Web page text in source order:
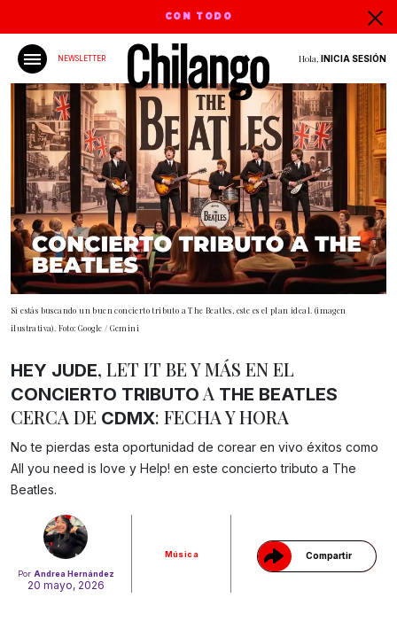
CON TODO
NEWSLETTER Hola, INICIA SESIÓN
Si estás buscando un buen concierto tributo a The Beatles, este es el plan ideal. (imagen
ilustrativa). Foto: Google / Gemini
Por Andrea Hernández
20 mayo, 2026
Música Compartir
Gracias!
HEY JUDE, LET IT BE Y MÁS EN EL
CONCIERTO TRIBUTO A THE BEATLES
CERCA DE CDMX: FECHA Y HORA
No te pierdas esta oportunidad de corear en vivo éxitos como
All you need is love y Help! en este concierto tributo a The
Beatles.